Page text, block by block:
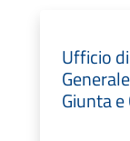
Ufficio
Giunta